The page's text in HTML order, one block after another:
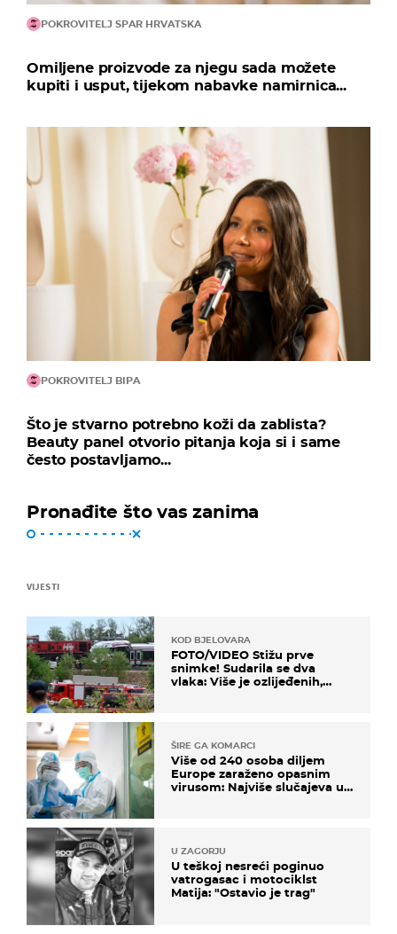
POKROVITELJ SPAR HRVATSKA
Omiljene proizvode za njegu sada možete
kupiti i usput, tijekom nabavke namirnica...
POKROVITELJ BIPA
Što je stvarno potrebno koži da zablista?
Beauty panel otvorio pitanja koja si i same
često postavljamo...
Pronađite što vas zanima
VIJESTI
KOD BJELOVARA
FOTO/VIDEO Stižu prve
snimke! Sudarila se dva
vlaka: Više je ozlijeđenih,
ŠIRE GA KOMARCI
Više od 240 osoba diljem
Europe zaraženo opasnim
virusom: Najviše slučajeva u
U ZAGORJU
U teškoj nesreći poginuo
vatrogasac i motociklst
Matija: "Ostavio je trag"